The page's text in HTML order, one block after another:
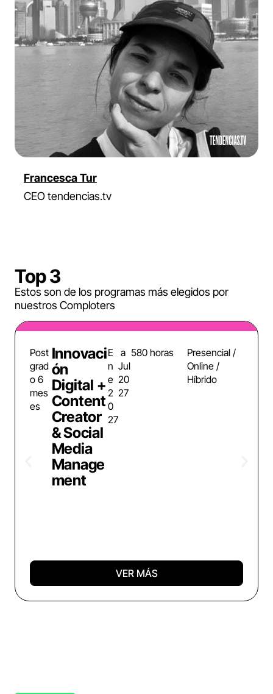
Francesca Tur
CEO tendencias.tv
Top 3
Estos son de los programas más elegidos por
nuestros Comploters
Post
grad
o 6
mes
es
Innovaci
ón
Digital +
Content
Creator
& Social
Media
Manage
ment
E
n
e
2
0
27
a
Jul
20
27
580 horas
Presencial /
Online /
Híbrido
VER MÁS